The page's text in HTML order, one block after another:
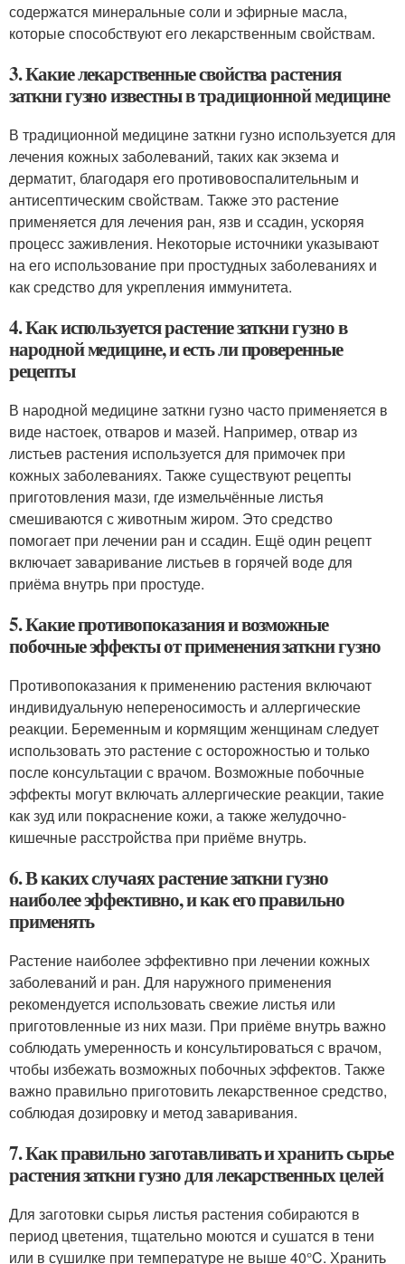
содержатся минеральные соли и эфирные масла,
которые способствуют его лекарственным свойствам.
3. Какие лекарственные свойства растения
заткни гузно известны в традиционной медицине
В традиционной медицине заткни гузно используется для
лечения кожных заболеваний, таких как экзема и
дерматит, благодаря его противовоспалительным и
антисептическим свойствам. Также это растение
применяется для лечения ран, язв и ссадин, ускоряя
процесс заживления. Некоторые источники указывают
на его использование при простудных заболеваниях и
как средство для укрепления иммунитета.
4. Как используется растение заткни гузно в
народной медицине, и есть ли проверенные
рецепты
В народной медицине заткни гузно часто применяется в
виде настоек, отваров и мазей. Например, отвар из
листьев растения используется для примочек при
кожных заболеваниях. Также существуют рецепты
приготовления мази, где измельчённые листья
смешиваются с животным жиром. Это средство
помогает при лечении ран и ссадин. Ещё один рецепт
включает заваривание листьев в горячей воде для
приёма внутрь при простуде.
5. Какие противопоказания и возможные
побочные эффекты от применения заткни гузно
Противопоказания к применению растения включают
индивидуальную непереносимость и аллергические
реакции. Беременным и кормящим женщинам следует
использовать это растение с осторожностью и только
после консультации с врачом. Возможные побочные
эффекты могут включать аллергические реакции, такие
как зуд или покраснение кожи, а также желудочно-
кишечные расстройства при приёме внутрь.
6. В каких случаях растение заткни гузно
наиболее эффективно, и как его правильно
применять
Растение наиболее эффективно при лечении кожных
заболеваний и ран. Для наружного применения
рекомендуется использовать свежие листья или
приготовленные из них мази. При приёме внутрь важно
соблюдать умеренность и консультироваться с врачом,
чтобы избежать возможных побочных эффектов. Также
важно правильно приготовить лекарственное средство,
соблюдая дозировку и метод заваривания.
7. Как правильно заготавливать и хранить сырье
растения заткни гузно для лекарственных целей
Для заготовки сырья листья растения собираются в
период цветения, тщательно моются и сушатся в тени
или в сушилке при температуре не выше 40°C. Хранить